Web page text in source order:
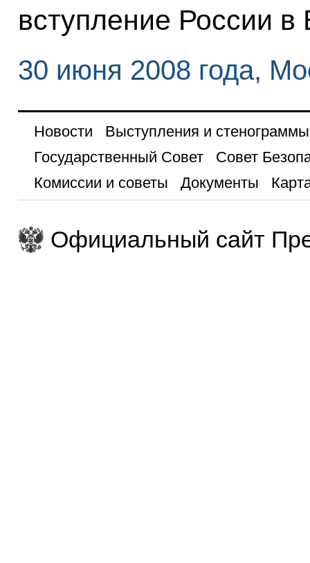
вступление России в
30 июня 2008 года,
Новости
Выступления и стенограммы
Государственный Совет
Совет
Комиссии и советы
Документы
Официальный сайт